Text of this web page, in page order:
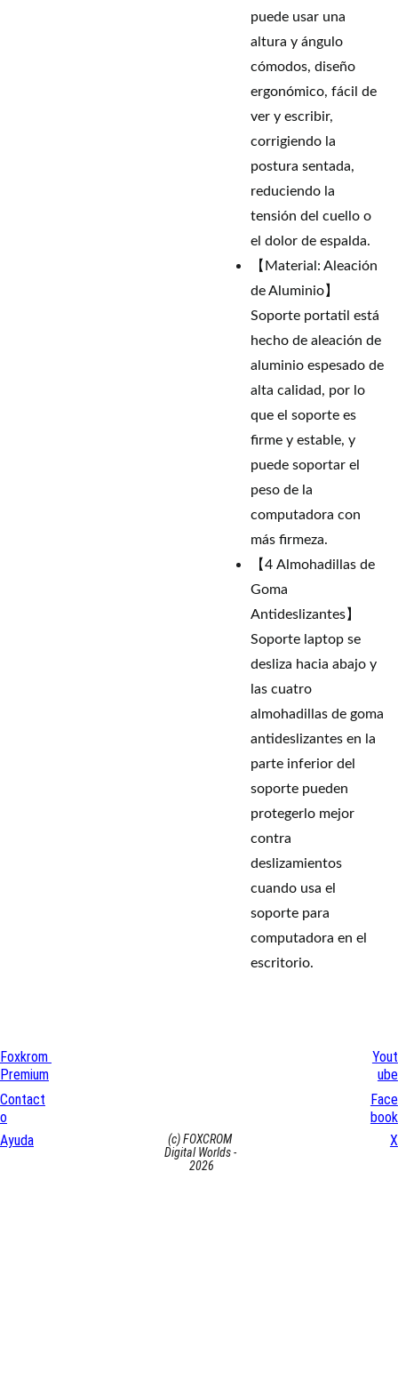
puede usar una
altura y ángulo
cómodos, diseño
ergonómico, fácil de
ver y escribir,
corrigiendo la
postura sentada,
reduciendo la
tensión del cuello o
el dolor de espalda.
【Material: Aleación
de Aluminio】
Soporte portatil está
hecho de aleación de
aluminio espesado de
alta calidad, por lo
que el soporte es
firme y estable, y
puede soportar el
peso de la
computadora con
más firmeza.
【4 Almohadillas de
Goma
Antideslizantes】
Soporte laptop se
desliza hacia abajo y
las cuatro
almohadillas de goma
antideslizantes en la
parte inferior del
soporte pueden
protegerlo mejor
contra
deslizamientos
cuando usa el
soporte para
computadora en el
escritorio.
(c) FOXCROM
Digital Worlds -
2026
Foxkrom
Premium
Contact
o
Ayuda
Yout
ube
Face
book
X